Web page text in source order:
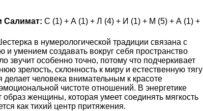
Салимат: С (1) + А (1) + Л (4) + И (1) + М (5) + А (1) +
в нумерологической традиции связана с
и умением создавать вокруг себя пространство
звучит особенно точно, потому что подчеркивает
зрелость, склонность к миру и естественную тягу
человека внимательным к красоте
чистоте отношений. В энергетике
женщины, которая умеет соединять мягкость
как тихий центр притяжения.